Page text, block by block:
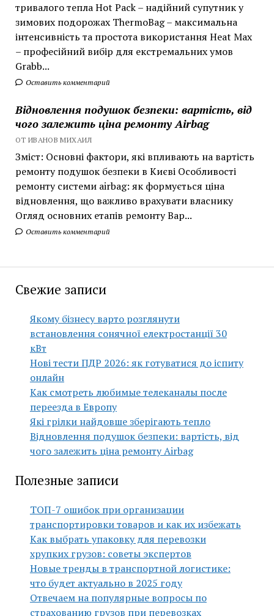
тривалого тепла Hot Pack – надійний супутник у
зимових подорожах ThermoBag – максимальна
інтенсивність та простота використання Heat Max
– професійний вибір для екстремальних умов
Grabb...
Оставить комментарий
Відновлення подушок безпеки: вартість, від
чого залежить ціна ремонту Airbag
ОТ ИВАНОВ МИХАИЛ
Зміст: Основні фактори, які впливають на вартість
ремонту подушок безпеки в Києві Особливості
ремонту системи airbag: як формується ціна
відновлення, що важливо врахувати власнику
Огляд основних етапів ремонту Вар...
Оставить комментарий
Свежие записи
Якому бізнесу варто розглянути
встановлення сонячної електростанції 30
кВт
Нові тести ПДР 2026: як готуватися до іспиту
онлайн
Как смотреть любимые телеканалы после
переезда в Европу
Які грілки найдовше зберігають тепло
Відновлення подушок безпеки: вартість, від
чого залежить ціна ремонту Airbag
Полезные записи
ТОП-7 ошибок при организации
транспортировки товаров и как их избежать
Как выбрать упаковку для перевозки
хрупких грузов: советы экспертов
Новые тренды в транспортной логистике:
что будет актуально в 2025 году
Отвечаем на популярные вопросы по
страхованию грузов при перевозках